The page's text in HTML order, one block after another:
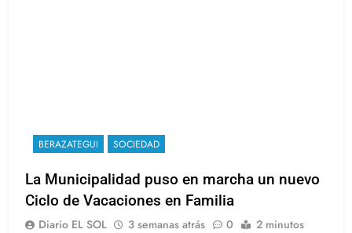
BERAZATEGUI SOCIEDAD
La Municipalidad puso en marcha un nuevo
Ciclo de Vacaciones en Familia
Diario EL SOL 3 semanas atrás 0 2 minutos